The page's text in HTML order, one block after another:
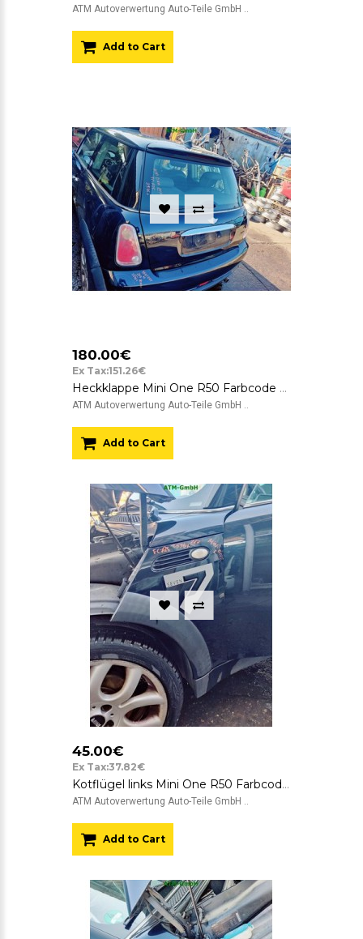
ATM Autoverwertung Auto-Teile GmbH ..
Add to Cart
180.00€
Ex Tax:151.26€
Heckklappe Mini One R50 Farbcode A25 Astro Black Schwarz Metallic
ATM Autoverwertung Auto-Teile GmbH ..
Add to Cart
45.00€
Ex Tax:37.82€
Kotflügel links Mini One R50 Farbcode A25 Astro Black Metallic Fahrerseite
ATM Autoverwertung Auto-Teile GmbH ..
Add to Cart